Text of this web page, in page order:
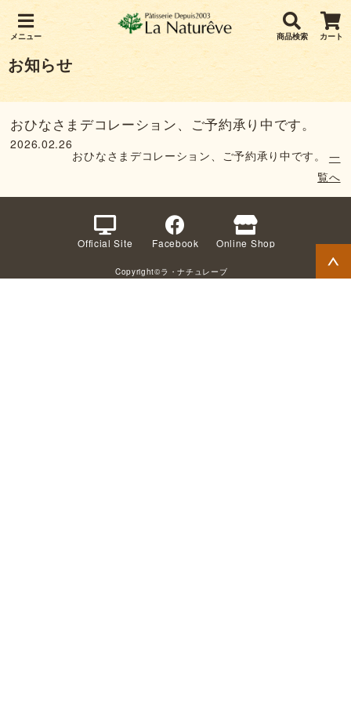
メニュー 商品検索 カート
お知らせ
おひなさまデコレーション、ご予約承り中です。
2026.02.26
おひなさまデコレーション、ご予約承り中です。
一
覧へ
Official Site Facebook Online Shop
Copyright©ラ・ナチュレーブ